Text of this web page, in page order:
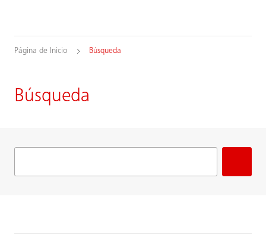
Página de Inicio Búsqueda
Búsqueda